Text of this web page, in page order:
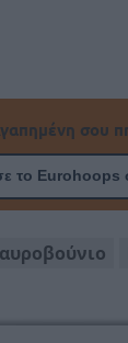
σου
το Eurohoops